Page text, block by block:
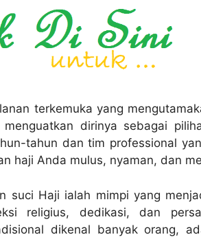
terkemuka yang
menguatkan dirinya sebagai
tahun dan tim professional
haji Anda mulus, nyaman, dan
suci Haji ialah mimpi yang
religius, dedikasi, dan
dikenal banyak orang,